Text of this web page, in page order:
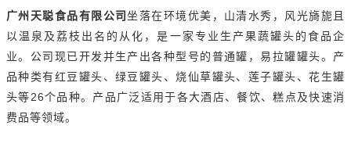
广州天聪食品有限公司坐落在环境优美，山清水秀，风光旖旎且
以温泉及荔枝出名的从化，是一家专业生产果蔬罐头的食品企
业。公司现已开发并生产出各种型号的普通罐，易拉罐罐头。产
品种类有红豆罐头、绿豆罐头、烧仙草罐头、莲子罐头、花生罐
头等 26个品种。产品广泛适用于各大酒店、餐饮、糕点及快速消
费品等领域。